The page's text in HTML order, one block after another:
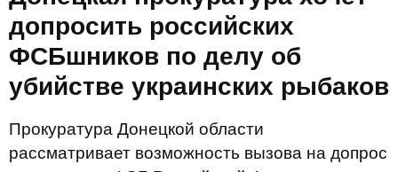
допросить российских
ФСБшников по делу об
убийстве украинских рыбаков
Прокуратура Донецкой области
рассматривает возможность вызова на допрос